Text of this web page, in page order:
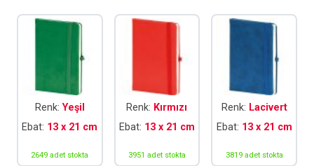
Renk:Yeşil
Ebat: 13 x 21 cm
2649 adet stokta
Renk: Kırmızı
Ebat: 13 x 21 cm
3951 adet stokta
Renk: Lacivert
Ebat: 13 x 21 cm
3819 adet stokta